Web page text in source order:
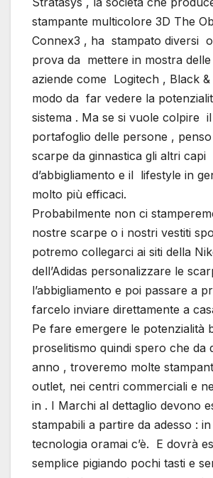
stampante multicolore 3D The
Connex3 , ha stampato diversi
prova da mettere in mostra
aziende come Logitech , Black
modo da far vedere la
sistema . Ma se si vuole colpire
portafoglio delle persone ,
scarpe da ginnastica gli altri capi
d’abbigliamento e il lifestyle in
molto più efficaci.
Probabilmente non ci
nostre scarpe o i nostri vestiti
potremo collegarci ai siti della
dell’Adidas personalizzare le
l’abbigliamento e poi passare a
farcelo inviare direttamente a
Pe fare emergere le potenzialità
proselitismo quindi spero che da
anno , troveremo molte
outlet, nei centri commerciali e
in . I Marchi al dettaglio devono
stampabili a partire da adesso :
tecnologia oramai c’è. E dovrà
semplice pigiando pochi tasti e